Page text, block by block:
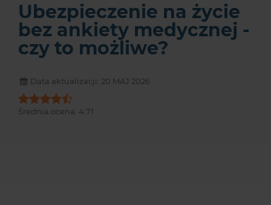
Ubezpieczenie na życie
bez ankiety medycznej -
czy to możliwe?
Data aktualizacji: 20 MAJ 2026
Średnia ocena: 4.71